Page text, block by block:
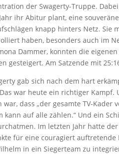
der Swagerty-Truppe.
ihr Abitur plant, eine
knapp hinters Netz. Sie
haben, besonders auch im
Dammer, konnten die
gesteigert. Am Satzende mit
gab sich nach dem hart
war heute ein richtiger Kampf.
war, dass „der gesamte TV-
auf alle zählen.“ Und ein
Im letzten Jahr hatte
für eine couragiert
in ein Siegerteam zu